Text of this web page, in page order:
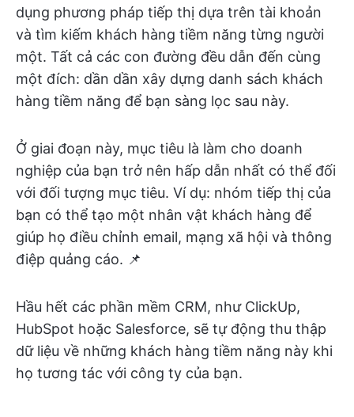
dụng phương pháp tiếp thị dựa trên tài khoản
và tìm kiếm khách hàng tiềm năng từng người
một. Tất cả các con đường đều dẫn đến cùng
một đích: dần dần xây dựng danh sách khách
hàng tiềm năng để bạn sàng lọc sau này.
Ở giai đoạn này, mục tiêu là làm cho doanh
nghiệp của bạn trở nên hấp dẫn nhất có thể đối
với đối tượng mục tiêu. Ví dụ: nhóm tiếp thị của
bạn có thể tạo một nhân vật khách hàng để
giúp họ điều chỉnh email, mạng xã hội và thông
điệp quảng cáo. 📌
Hầu hết các phần mềm CRM, như ClickUp,
HubSpot hoặc Salesforce, sẽ tự động thu thập
dữ liệu về những khách hàng tiềm năng này khi
họ tương tác với công ty của bạn.